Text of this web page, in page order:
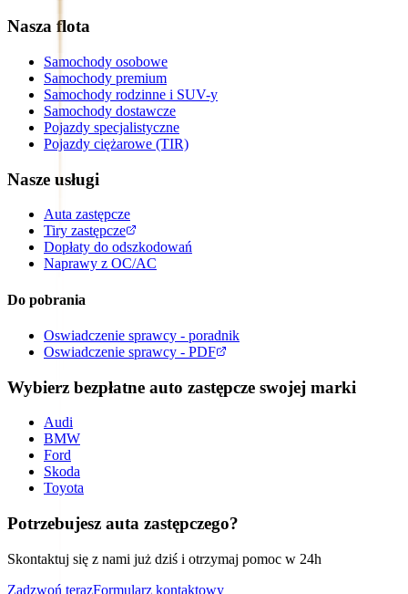
Nasza flota
Samochody osobowe
Samochody premium
Samochody rodzinne i SUV-y
Samochody dostawcze
Pojazdy specjalistyczne
Pojazdy ciężarowe (TIR)
Nasze usługi
Auta zastępcze
Tiry zastępcze
Dopłaty do odszkodowań
Naprawy z OC/AC
Do pobrania
Oswiadczenie sprawcy - poradnik
Oswiadczenie sprawcy - PDF
Wybierz bezpłatne auto zastępcze swojej marki
Audi
BMW
Ford
Skoda
Toyota
Potrzebujesz auta zastępczego?
Skontaktuj się z nami już dziś i otrzymaj pomoc w 24h
Zadzwoń terazFormularz kontaktowy